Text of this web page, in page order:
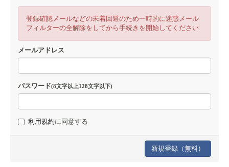
登録確認メールなどの未着回避のため一時的に迷惑メール
フィルターの全解除をしてから手続きを開始してください
メールアドレス
パスワード(8文字以上128文字以下)
利用規約に同意する